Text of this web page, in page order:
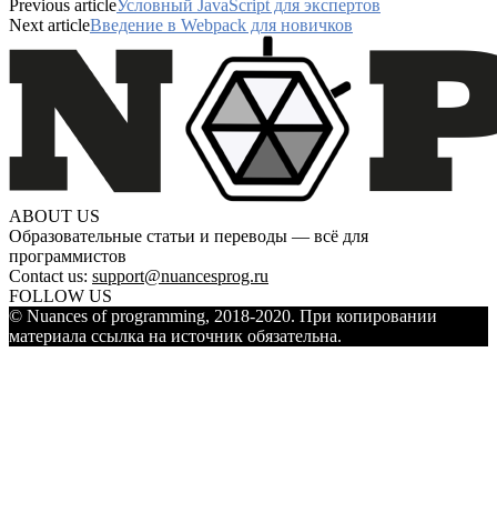
Previous articleУсловный JavaScript для экспертов
Next articleВведение в Webpack для новичков
ABOUT US
Образовательные статьи и переводы — всё для
программистов
Contact us: support@nuancesprog.ru
FOLLOW US
© Nuances of programming, 2018-2020. При копировании
материала ссылка на источник обязательна.